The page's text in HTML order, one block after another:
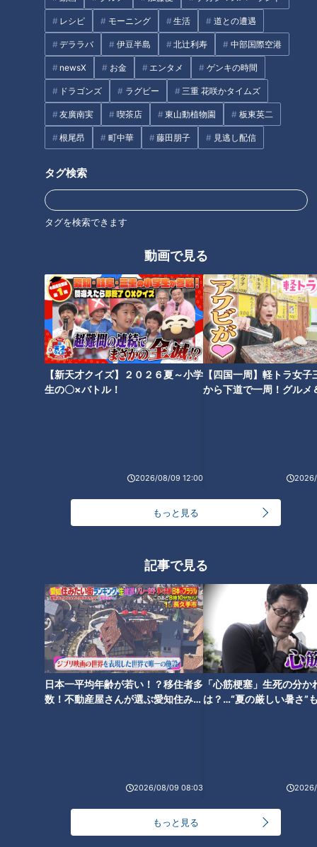
レシピ モーニング 生活 道との遭遇
デララバ 伊豆半島 北辻利寿 中部国際空港
newsX お金 エンタメ ゲンキの時間
ドラゴンズ ラグビー 三重 花咲かタイムズ
友廣南実 喫茶店 東山動植物園 板東英二
根尾昂 町中華 藤田朋子 見逃し配信
タグ検索
タグを検索できます
動画で見る
【新天才クイズ】２０２６夏～小学
生の〇×バトル！
2026/08/09 12:00
【四国一周】軽トラ女子
から下道で一周！グルメ
もっと見る
記事で見る
日本一平均年齢が若い！？移住者多
数！不動産屋さんが選ぶ愛知住みた
2026/08/09 08:03
「心筋梗塞」生死の分か
は？…“夏の厳しい暑さ”
もっと見る
番組紹介
チャント！
「よしお兄さんのもっと“みえ”推し！」動画
身近な生活情報から芸能、どこよりも詳しい天気情報などなど、東
海3県にとことん寄り添う新しい報道・情報番組。毎週月～金曜 午
ホームページ
番組サイト
オススメ関連コンテンツ
日本最古 熊野のパワースポット
江戸時代の味を忠実に再現！？
超美味！大内山瓶バター 手間ひ
旅の目的地にしたくなる道の駅
三重・松阪市 道の駅 飯高駅